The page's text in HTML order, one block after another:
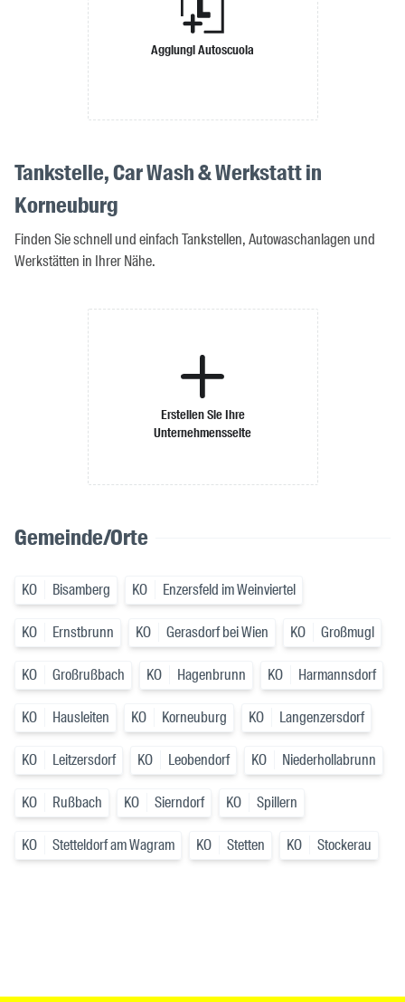
Aggiungi Autoscuola
Tankstelle, Car Wash & Werkstatt in
Korneuburg
Finden Sie schnell und einfach Tankstellen, Autowaschanlagen und
Werkstätten in Ihrer Nähe.
Erstellen Sie Ihre
Unternehmensseite
Gemeinde/Orte
KO Bisamberg KO Enzersfeld im Weinviertel
KO Ernstbrunn KO Gerasdorf bei Wien KO Großmugl
KO Großrußbach KO Hagenbrunn KO Harmannsdorf
KO Hausleiten KO Korneuburg KO Langenzersdorf
KO Leitzersdorf KO Leobendorf KO Niederhollabrunn
KO Rußbach KO Sierndorf KO Spillern
KO Stetteldorf am Wagram KO Stetten KO Stockerau